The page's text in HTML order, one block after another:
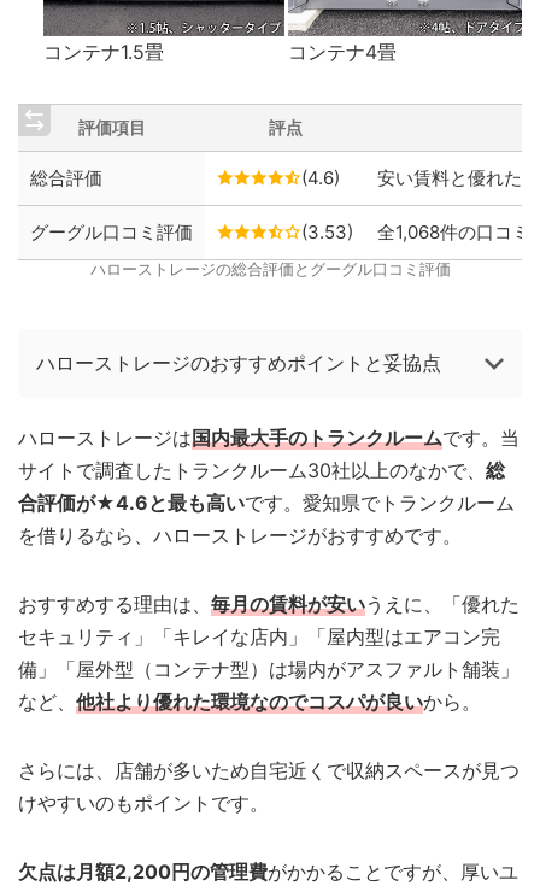
コンテナ1.5畳 コンテナ4畳
評価項目 評点
総合評価 (4.6) 安い賃料と優れた
グーグル口コミ評価 (3.53) 全1,068件の口コミ
ハローストレージの総合評価とグーグル口コミ評価
ハローストレージのおすすめポイントと妥協点
ハローストレージは国内最大手のトランクルームです。当
サイトで調査したトランクルーム30社以上のなかで、 総
合評価が★4.6と最も高いです。愛知県でトランクルーム
を借りるなら、ハローストレージがおすすめです。
おすすめする理由は、 毎月の賃料が安いうえに、「優れた
セキュリティ」「キレイな店内」「屋内型はエアコン完
備」「屋外型（コンテナ型）は場内がアスファルト舗装」
など、 他社より優れた環境なのでコスパが良いから。
さらには、店舗が多いため自宅近くで収納スペースが見つ
けやすいのもポイントです。
欠点は月額2,200円の管理費がかかることですが、厚いユ